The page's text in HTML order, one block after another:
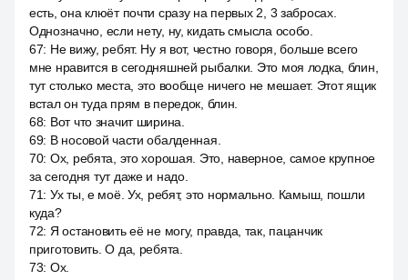
есть, она клюёт почти сразу на первых 2, 3 забросах.
Однозначно, если нету, ну, кидать смысла особо.
67: Не вижу, ребят. Ну я вот, честно говоря, больше всего
мне нравится в сегодняшней рыбалки. Это моя лодка, блин,
тут столько места, это вообще ничего не мешает. Этот ящик
встал он туда прям в передок, блин.
68: Вот что значит ширина.
69: В носовой части обалденная.
70: Ох, ребята, это хорошая. Это, наверное, самое крупное
за сегодня тут даже и надо.
71: Ух ты, е моё. Ух, ребят, это нормально. Камыш, пошли
куда?
72: Я остановить её не могу, правда, так, пацанчик
приготовить. О да, ребята.
73: Ох.